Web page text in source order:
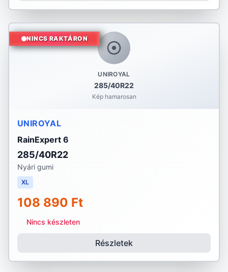
UNIROYAL
285/40R22
Kép hamarosan
NINCS RAKTÁRON
UNIROYAL
RainExpert 6
285/40R22
Nyári gumi
XL
108 890 Ft
Nincs készleten
Részletek